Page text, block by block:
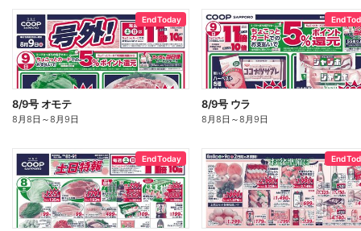
End Today
8/9号 オモテ
8月8日 ～8月9日
End
8/9号 ウラ
8月8日 ～8月9日
End Today End